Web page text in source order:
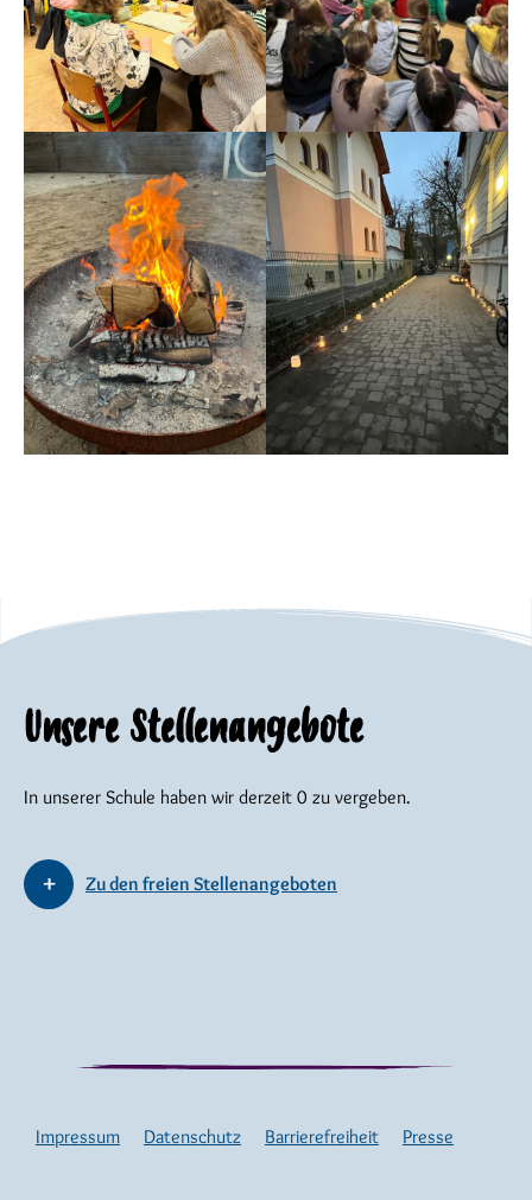
Unsere Stellenangebote
In unserer Schule haben wir derzeit 0 zu vergeben.
Zu den freien Stellenangeboten
Impressum Datenschutz Barrierefreiheit Presse